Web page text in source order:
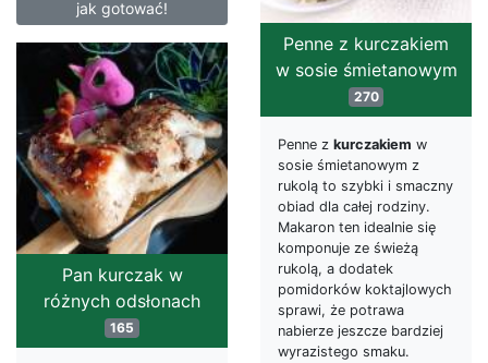
jak gotować!
Penne z kurczakiem
w sosie śmietanowym
270
Penne z kurczakiem w
sosie śmietanowym z
rukolą to szybki i smaczny
obiad dla całej rodziny.
Makaron ten idealnie się
komponuje ze świeżą
rukolą, a dodatek
pomidorków koktajlowych
sprawi, że potrawa
nabierze jeszcze bardziej
wyrazistego smaku.
Pan kurczak w
różnych odsłonach
165